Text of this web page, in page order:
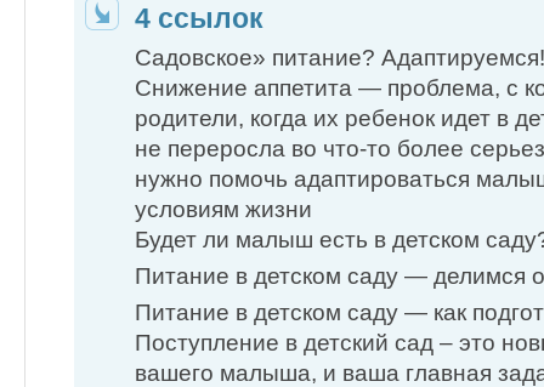
4 ссылок
Садовское» питание? Адаптируемся!
Снижение аппетита — проблема, с
родители, когда их ребенок идет в
не переросла во что-то более
нужно помочь адаптироваться
условиям жизни
Будет ли малыш есть в детском
Питание в детском саду — делимся
Питание в детском саду — как
Поступление в детский сад – это
вашего малыша, и ваша главная